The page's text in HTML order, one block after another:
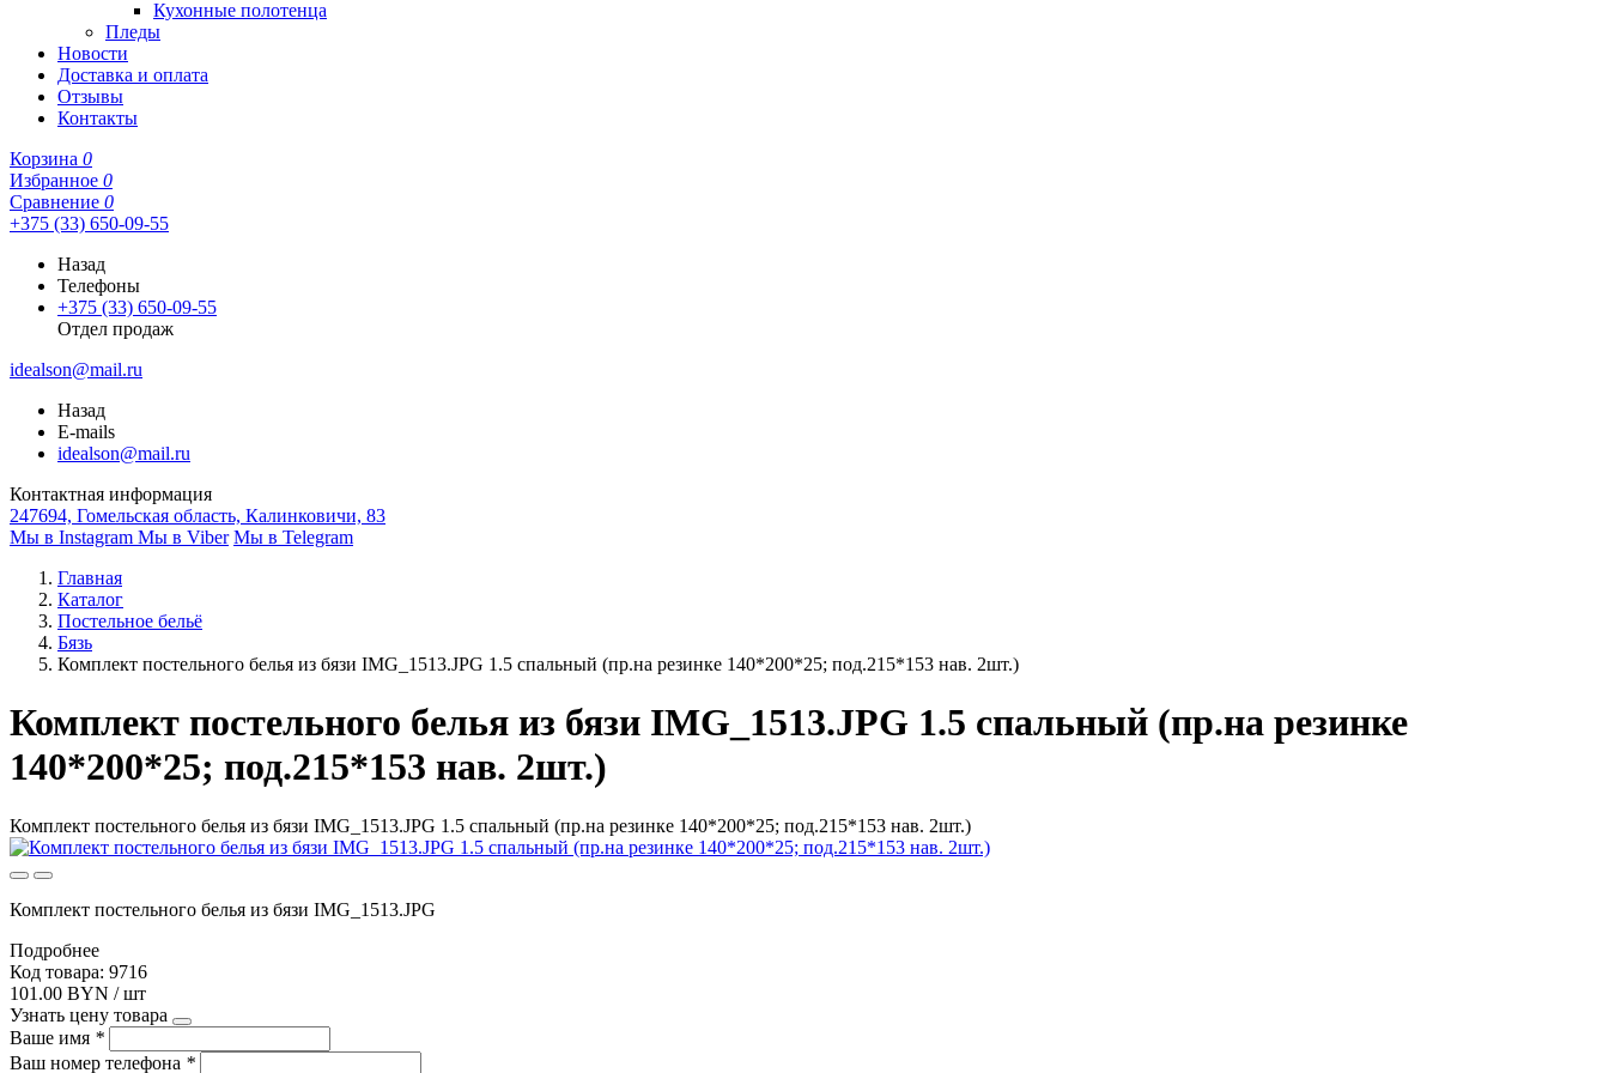
Кухонные полотенца
Пледы
Новости
Доставка и оплата
Отзывы
Контакты
Корзина 0
Избранное 0
Сравнение 0
+375 (33) 650-09-55
Назад
Телефоны
+375 (33) 650-09-55
Отдел продаж
idealson@mail.ru
Назад
E-mails
idealson@mail.ru
Контактная информация
247694, Гомельская область, Калинковичи, 83
Мы в Instagram Мы в Viber Мы в Telegram
Главная
Каталог
Постельное бельё
Бязь
Комплект постельного белья из бязи IMG_1513.JPG 1.5 спальный (пр.на резинке 140*200*25; под.215*153 нав. 2шт.)
Комплект постельного белья из бязи IMG_1513.JPG 1.5 спальный (пр.на резинке
140*200*25; под.215*153 нав. 2шт.)
Комплект постельного белья из бязи IMG_1513.JPG 1.5 спальный (пр.на резинке 140*200*25; под.215*153 нав. 2шт.)
Комплект постельного белья из бязи IMG_1513.JPG
Подробнее
Код товара: 9716
101.00 BYN / шт
Узнать цену товара
Ваше имя *
Ваш номер телефона *